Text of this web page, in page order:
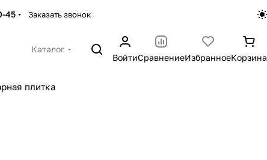
45 Заказать звонок
Каталог
ВойтиСравнениеИзбранноеКорзина
плитка